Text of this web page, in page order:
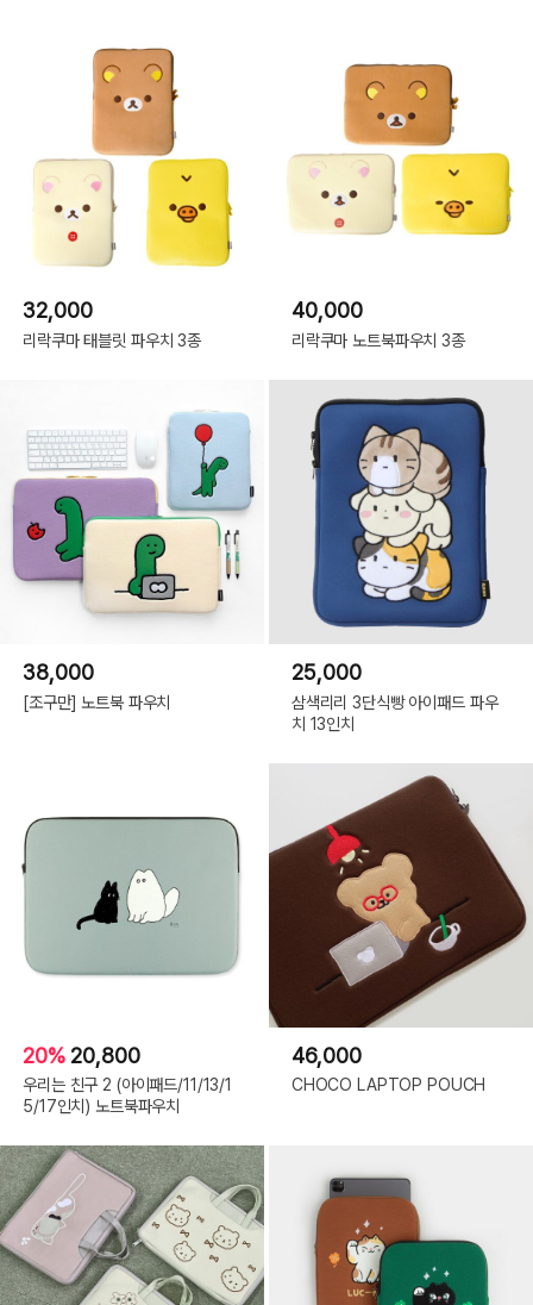
32,000
리락쿠마 태블릿 파우치 3종
40,000
리락쿠마 노트북파우치 3종
38,000
[조구만] 노트북 파우치
25,000
삼색리리 3단식빵 아이패드 파우
치 13인치
20% 20,800
우리는 친구 2 (아이패드/11/13/1
5/17인치) 노트북파우치
46,000
CHOCO LAPTOP POUCH